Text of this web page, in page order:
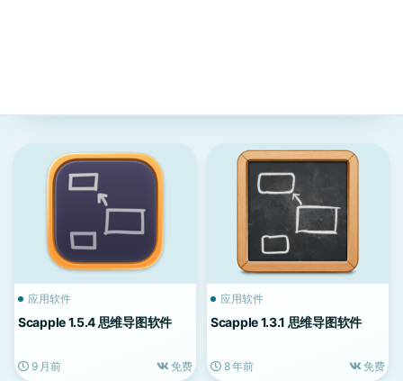
应用软件
Scapple 1.5.4 思维导图软件
9 月前 免费
应用软件
Scapple 1.3.1 思维导图软件
8 年前 免费